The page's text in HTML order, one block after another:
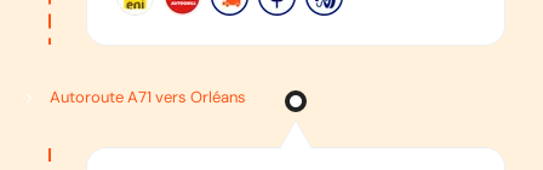
Autoroute A71 vers Orléans